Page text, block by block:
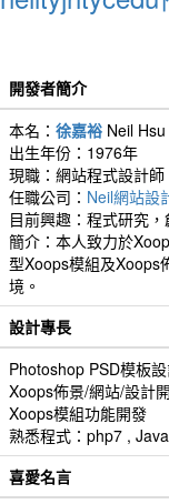
開發者簡介
本名： 徐嘉裕 Neil Hsu
出生年份：1976年
現職：網站程式設計師
任職公司： Neil網站設
目前興趣：程式研究，
簡介：本人致力於
型Xoops模組及Xoops
境。
設計專長
Photoshop PSD模板
Xoops佈景/網站/設計
Xoops模組功能開發
熟悉程式：php7 ,
喜愛名言